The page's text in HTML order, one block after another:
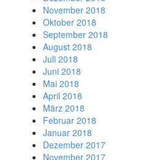
November 2018
Oktober 2018
September 2018
August 2018
Juli 2018
Juni 2018
Mai 2018
April 2018
März 2018
Februar 2018
Januar 2018
Dezember 2017
November 2017